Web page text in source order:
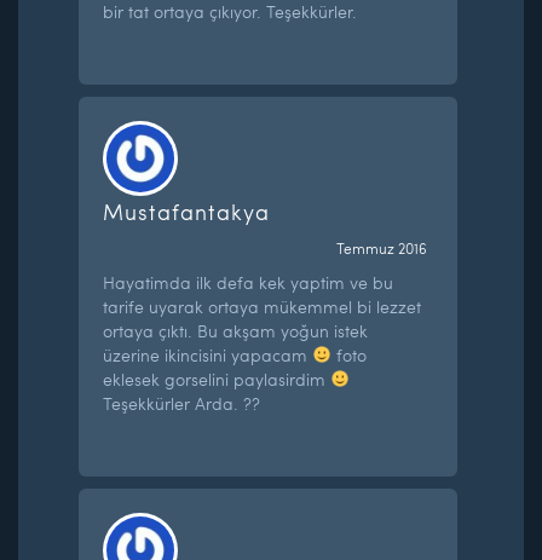
bir tat ortaya çıkıyor. Teşekkürler.
Mustafantakya
Temmuz 2016
Hayatimda ilk defa kek yaptim ve bu
tarife uyarak ortaya mükemmel bi lezzet
ortaya çıktı. Bu akşam yoğun istek
üzerine ikincisini yapacam
foto
eklesek gorselini paylasirdim
Teşekkürler Arda. ??